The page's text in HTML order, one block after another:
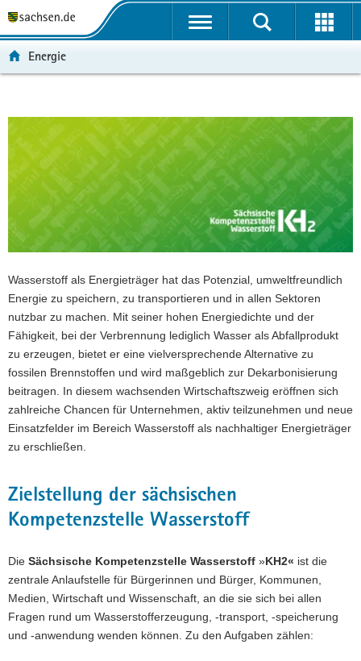
t
ü
b
e
e
n
d
e
N
a
v
i
g
a
i
o
n
p
n
h
t
-
B
c
Energie
Wasserstoff als Energieträger hat das Potenzial, umweltfreundlich
Energie zu speichern, zu transportieren und in allen Sektoren
nutzbar zu machen. Mit seiner hohen Energiedichte und der
Fähigkeit, bei der Verbrennung lediglich Wasser als Abfallprodukt
zu erzeugen, bietet er eine vielversprechende Alternative zu
fossilen Brennstoffen und wird maßgeblich zur Dekarbonisierung
beitragen. In diesem wachsenden Wirtschaftszweig eröffnen sich
zahlreiche Chancen für Unternehmen, aktiv teilzunehmen und neue
Einsatzfelder im Bereich Wasserstoff als nachhaltiger Energieträger
zu erschließen.
Zielstellung der sächsischen
Kompetenzstelle Wasserstoff
Die Sächsische Kompetenzstelle Wasserstoff »KH2« ist die
zentrale Anlaufstelle für Bürgerinnen und Bürger, Kommunen,
Medien, Wirtschaft und Wissenschaft, an die sie sich bei allen
Fragen rund um Wasserstofferzeugung, -transport, -speicherung
und -anwendung wenden können. Zu den Aufgaben zählen: